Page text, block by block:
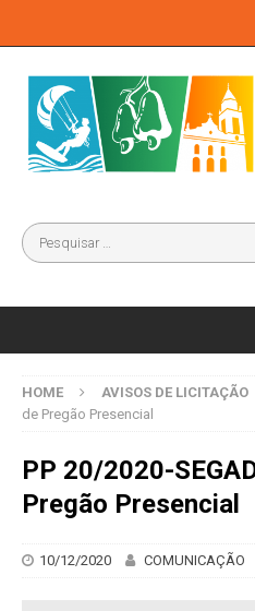
HOME AVISOS DE LICITAÇÃO
de Pregão Presencial
PP 20/2020-
Pregão Presencial
10/12/2020 COMUNICAÇÃO